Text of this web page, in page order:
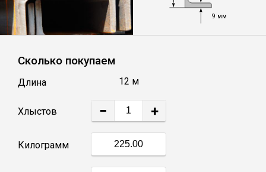
Швеллер
Квадрат
9 мм
Сколько покупаем
Длина 12 м
Хлыстов − +
Килограмм